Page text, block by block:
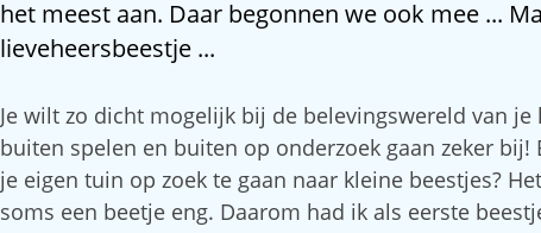
het meest aan. Daar begonnen we ook mee ...
lieveheersbeestje ...
Je wilt zo dicht mogelijk bij de belevingswereld van
buiten spelen en buiten op onderzoek gaan zeker bij!
je eigen tuin op zoek te gaan naar kleine beestjes?
soms een beetje eng. Daarom had ik als eerste